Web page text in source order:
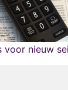
voor nieuw